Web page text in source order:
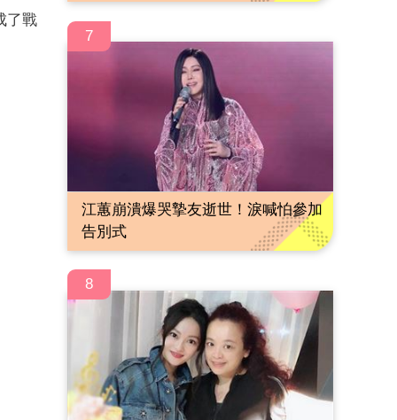
了戰
7
江蕙崩潰爆哭摯友逝世！淚喊怕參加
告別式
8